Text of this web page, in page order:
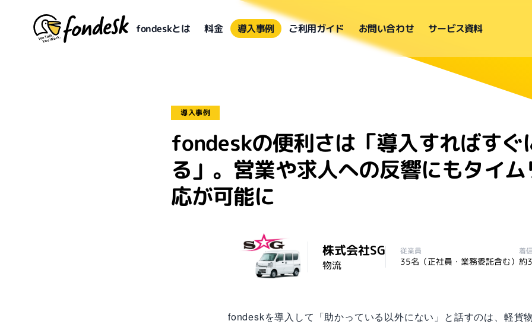
fondeskとは 料金 導入事例 ご利用ガイド お問い合わせ サービス資料
導入事例
fondeskの便利さは「導入すればすぐ
る」。営業や求人への反響にもタイ
応が可能に
株式会社SG
物流
従業員
35名（正社員・業務委託含む）
着
約
fondeskを導入して「助かっている以外にない」と話すのは、軽貨